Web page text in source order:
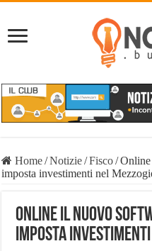
Home/Notizie/Fisco/
imposta investimenti nel
Online il nuovo
imposta